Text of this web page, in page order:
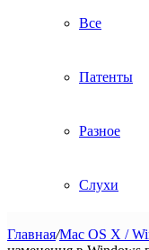
Все
Патенты
Разное
Слухи
Главная/Mac OS X /